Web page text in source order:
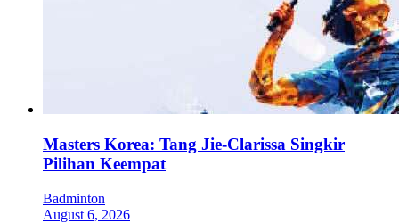
Masters Korea: Tang Jie-Clarissa Singkir
Pilihan Keempat
Badminton
August 6, 2026